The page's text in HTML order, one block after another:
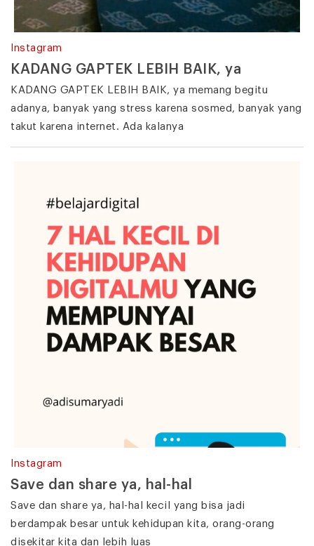
Instagram
KADANG GAPTEK LEBIH BAIK, ya
KADANG GAPTEK LEBIH BAIK, ya memang begitu
adanya, banyak yang stress karena sosmed, banyak yang
takut karena internet. Ada kalanya
Instagram
Save dan share ya, hal-hal
Save dan share ya, hal-hal kecil yang bisa jadi
berdampak besar untuk kehidupan kita, orang-orang
disekitar kita dan lebih luas